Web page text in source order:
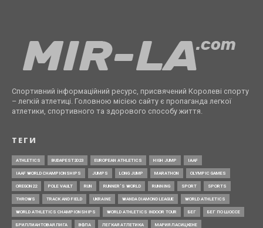
Спортивний інформаційний ресурс, присвячений Королеві спорту
– легкій атлетиці. Головною місією сайту є пропаганда легкої
атлетики, спортивного та здорового способу життя.
ТЕГИ
ATHLETICS BUDAPEST2023 EUROPEAN ATHLETICS HIGH JUMP IAAF
IAAF WORLD CHAMPIONSHIPS JUMPS LONG JUMP MARATHON OLYMPIC GAMES
OREGON22 POLE VAULT RUN RUNNER’S WORLD RUNNING SPORT SPORTS
THROWS TRACK AND FIELD UKRAINE WANDA DIAMOND LEAGUE WORLD ATHLETICS
WORLD ATHLETICS CHAMPIONSHIPS WORLD ATHLETICS INDOOR TOUR БЕГ БЕГ ПО ШОССЕ
БРИЛЛИАНТОВАЯ ЛИГА ВФЛА ЛЕГКАЯ АТЛЕТИКА МАРИЯ ЛАСИЦКЕНЕ